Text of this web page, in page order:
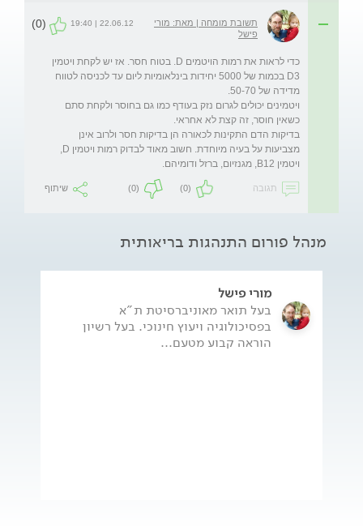
תשובת מומחה | מאת: מורי
פישל
22.06.12 | 19:40
(0)
כדי לראות את רמות הויטמים D. בטוח חסר. אז יש לקחת ויטמין
D3 בכמות של 5000 יחידות בינלאומיות ליום עד לכניסה לטווח
ויטמינים יכולים לגרום נזק בעודף כמו גם בחוסר ולקחת סתם
בדיקות הדם התקינות לכאורה הן בדיקות חסר ולרוב אינן
ויטמין B12, מגנזיום, ברזל ודומיהם.
תגובה (0)
(0) שיתוף
מנהל פורום התנהגות בריאותית
מורי פישל
בעל תואר מאוניברסיטת ת"א
בפסיכולוגיה ויעוץ חינוכי. בעל רשיון
הוראה קבוע מטעם...